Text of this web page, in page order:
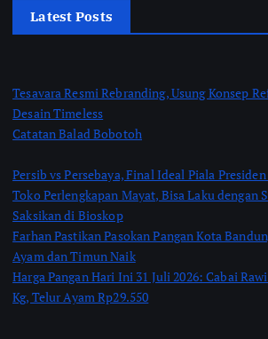
Latest Posts
Tesavara Resmi Rebranding, Usung Konsep
Desain Timeless
Catatan Balad Bobotoh
Persib vs Persebaya, Final Ideal Piala Presiden
Toko Perlengkapan Mayat, Bisa Laku dengan
Saksikan di Bioskop
Farhan Pastikan Pasokan Pangan Kota
Ayam dan Timun Naik
Harga Pangan Hari Ini 31 Juli 2026: Cabai
Kg, Telur Ayam Rp29.550